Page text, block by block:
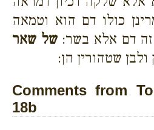
כולו דם הוא וטמאה
זה דם אלא בשר:של שאר
ולבן שטהורין הן:
Comments from
18b